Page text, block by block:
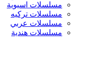
مسلسلات اسيوية
مسلسلات تركيه
مسلسلات عربي
مسلسلات هندية